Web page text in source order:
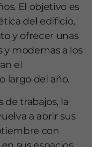
El objetivo es
del edificio,
y ofrecer unas
y modernas a los
el
largo del año.
de trabajos, la
a abrir sus
con